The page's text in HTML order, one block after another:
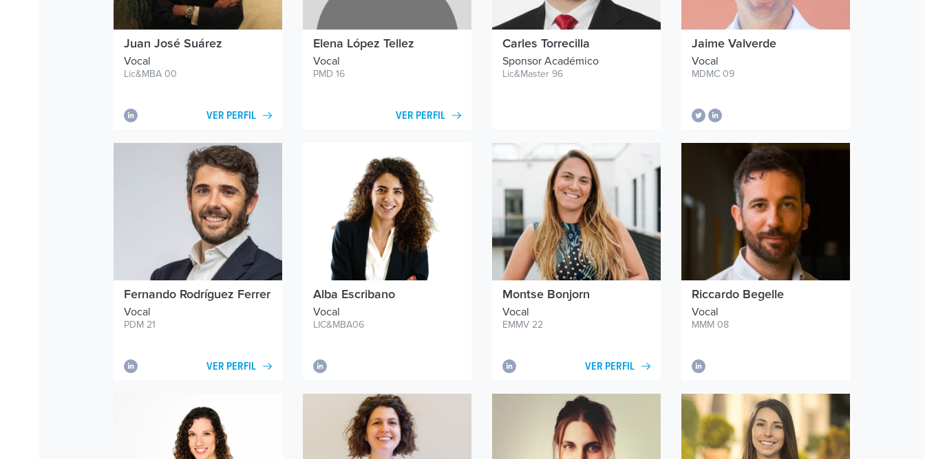
Juan José Suárez
Vocal
Lic&MBA 00
VER PERFIL
Elena López Tellez
Vocal
PMD 16
VER PERFIL
Carles Torrecilla
Sponsor Académico
Lic&Master 96
Jaime Valverde
Vocal
MDMC 09
Fernando Rodríguez Ferrer
Vocal
PDM 21
VER PERFIL
Alba Escribano
Vocal
LIC&MBA06
Montse Bonjorn
Vocal
EMMV 22
VER PERFIL
Riccardo Begelle
Vocal
MMM 08